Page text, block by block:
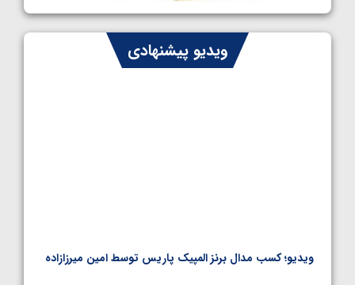
1405/05/07
ایران چشم به راه چهار مدال در پنج وزن دوم
کشتی فرنگی نوجوانان جهانویدیو پیشنهادی
ویدیو؛ کسب مدال برنز المپیک پاریس توسط امین میرزازاده